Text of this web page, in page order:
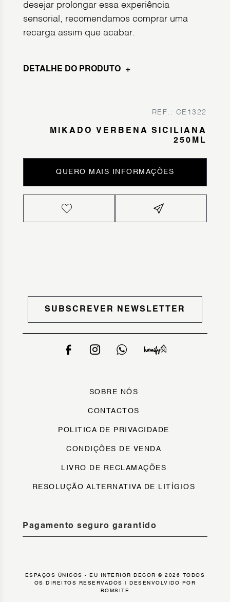
desejar prolongar essa experiência
sensorial, recomendamos comprar uma
recarga assim que acabar.
DETALHE DO PRODUTO
REF.: CE1322
MIKADO VERBENA SICILIANA
250ML
QUERO MAIS INFORMAÇÕES
SUBSCREVER NEWSLETTER
SOBRE NÓS
CONTACTOS
POLITICA DE PRIVACIDADE
CONDIÇÕES DE VENDA
LIVRO DE RECLAMAÇÕES
RESOLUÇÃO ALTERNATIVA DE LITÍGIOS
Pagamento seguro garantido
ESPAÇOS ÚNICOS - EU INTERIOR DECOR © 2026 TODOS
OS DIREITOS RESERVADOS | DESENVOLVIDO POR
BOMSITE